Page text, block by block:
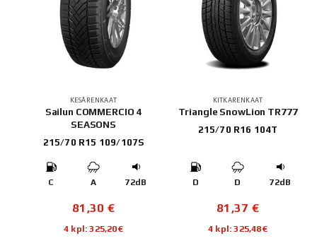
KESÄRENKAAT
Sailun COMMERCIO 4
SEASONS
215/70 R15 109/107S
C A 72dB
81,30 €
4 kpl: 325,20€
KITKARENKAAT
Triangle SnowLion TR777
215/70 R16 104T
D D 72dB
81,37 €
4 kpl: 325,48€